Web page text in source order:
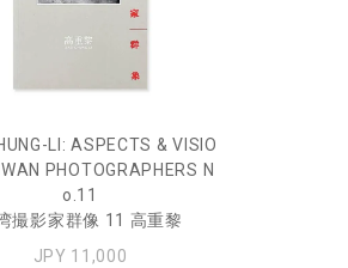
LI: ASPECTS & VISIO
PHOTOGRAPHERS N
o.11
撮影家群像 11 高重黎
JPY 11,000